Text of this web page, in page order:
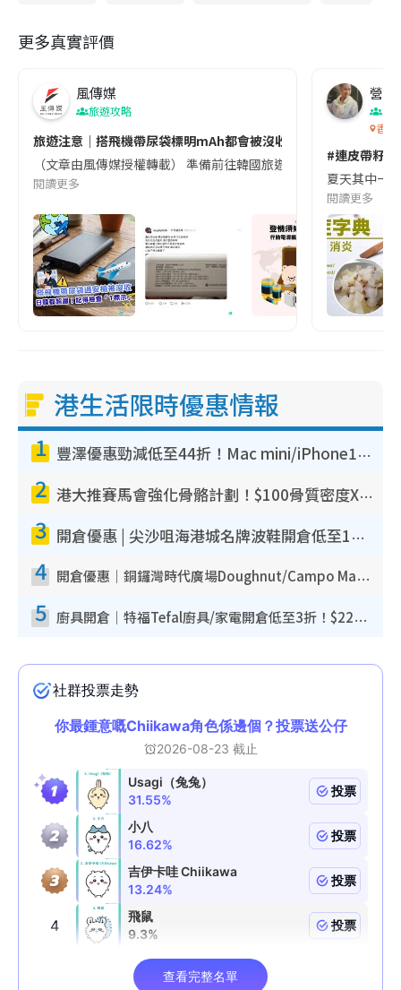
更多真實評價
風傳媒
旅遊攻略
旅遊注意｜搭飛機帶尿袋標明mAh都會被沒收😱出發前切記檢查
（文章由風傳媒授權轉載） 準備前往韓國旅遊的民眾，近期要
閱讀更多
營養
香港
#連皮帶籽
夏天其中一
閱讀更多
港生活限時優惠情報
1 豐澤優惠勁減低至44折！Mac mini/iPhone17Pro大減價！廚房家電$220起
2 港大推賽馬會強化骨骼計劃！$100骨質密度X光檢查 完成免費運動訓練送超市禮券！附參加資格
3 開倉優惠 | 尖沙咀海港城名牌波鞋開倉低至1折！On鞋$899起／Joy&Peace鞋履$98起
4 開倉優惠｜銅鑼灣時代廣場Doughnut/Campo Marzio開倉低至1折！背囊、書包、手袋劈價$200起
5 廚具開倉｜特福Tefal廚具/家電開倉低至3折！$220起買平底鍋/炒鑊/湯煲！電飯煲/吸塵機/燙斗$418起